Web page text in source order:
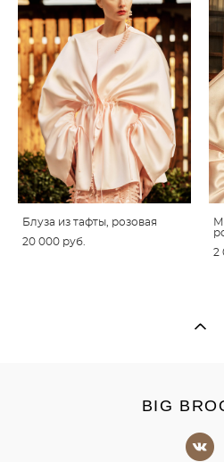
Блуза из тафты, розовая
20 000 pуб.
2
BIG